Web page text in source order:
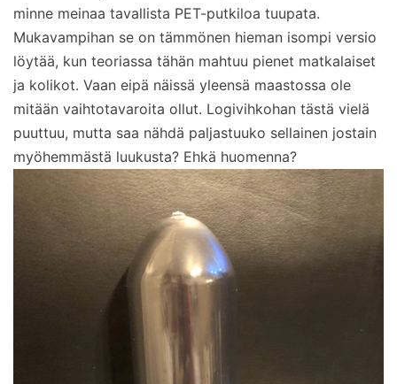
minne meinaa tavallista PET-putkiloa tuupata.
Mukavampihan se on tämmönen hieman isompi versio
löytää, kun teoriassa tähän mahtuu pienet matkalaiset
ja kolikot. Vaan eipä näissä yleensä maastossa ole
mitään vaihtotavaroita ollut. Logivihkohan tästä vielä
puuttuu, mutta saa nähdä paljastuuko sellainen jostain
myöhemmästä luukusta? Ehkä huomenna?